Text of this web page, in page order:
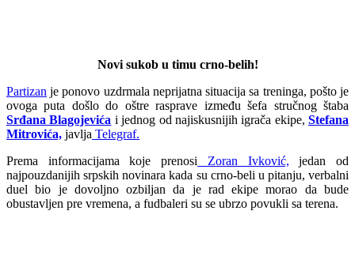
Novi sukob u timu crno-belih!
Partizan je ponovo uzdrmala neprijatna situacija sa treninga, pošto je
ovoga puta došlo do oštre rasprave između šefa stručnog štaba
Srđana Blagojevića i jednog od najiskusnijih igrača ekipe, Stefana
Mitrovića, javlja Telegraf.
Prema informacijama koje prenosi Zoran Ivković, jedan od
najpouzdanijih srpskih novinara kada su crno-beli u pitanju, verbalni
duel bio je dovoljno ozbiljan da je rad ekipe morao da bude
obustavljen pre vremena, a fudbaleri su se ubrzo povukli sa terena.